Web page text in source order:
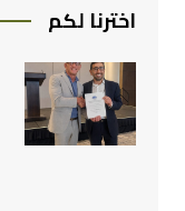
اخترنا لكم